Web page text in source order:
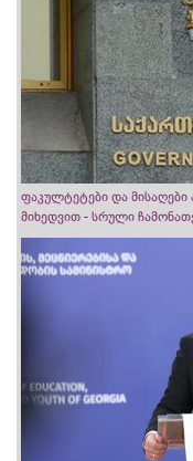
ფაკულტეტები და
მიხედვით - სრული